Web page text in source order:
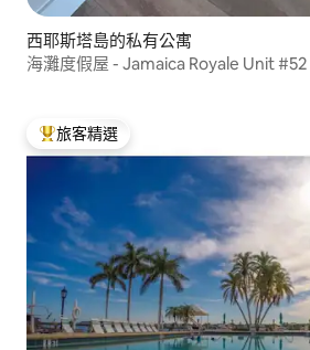
西耶斯塔島的私有公寓
海灘度假屋 - Jamaica Royale Unit #52
旅客精選榜首
旅客精選